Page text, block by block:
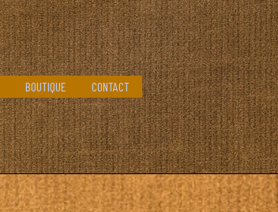
BOUTIQUE CONTACT